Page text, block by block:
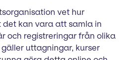
vet hur
kan vara att samla in
och registreringar från olika
uttagningar, kurser